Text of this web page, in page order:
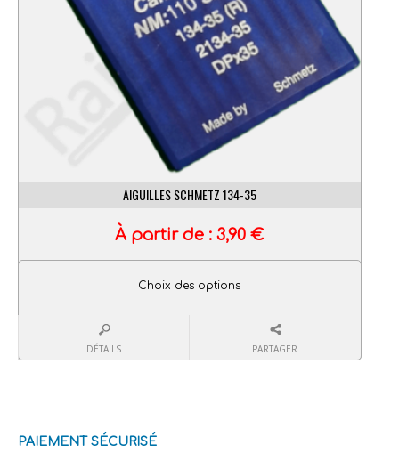
AIGUILLES SCHMETZ 134-35
À partir de :3,90€
Choix des options
DÉTAILS PARTAGER
PAIEMENT SÉCURISÉ